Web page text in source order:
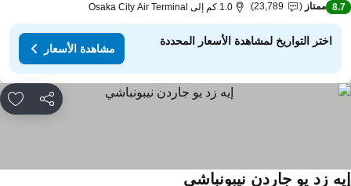
8.7 ممتاز 23,789 1.0 كم إلى Osaka City Air Terminal
اختر التواريخ لمشاهدة الأسعار المحددة
مشاهدة الأسعار
مشاركة
زد يو جاردن نيبونباشي